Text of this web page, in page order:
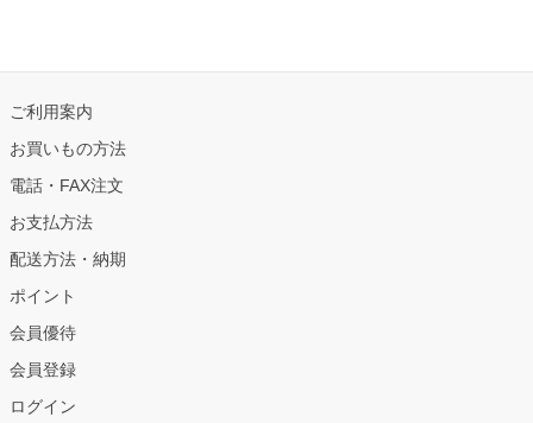
ご利用案内
お買いもの方法
電話・FAX注文
お支払方法
配送方法・納期
ポイント
会員優待
会員登録
ログイン